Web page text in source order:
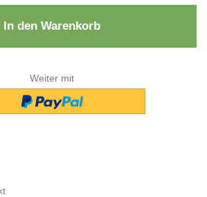
In den Warenkorb
Weiter mit